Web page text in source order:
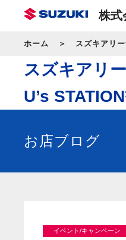
株式
ホーム スズキアリ
スズキアリ
U’s
お店ブログ
イベント/キャンペーン